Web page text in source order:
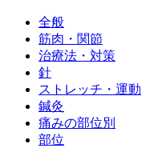
全般
筋肉・関節
治療法・対策
針
ストレッチ・運動
鍼灸
痛みの部位別
部位